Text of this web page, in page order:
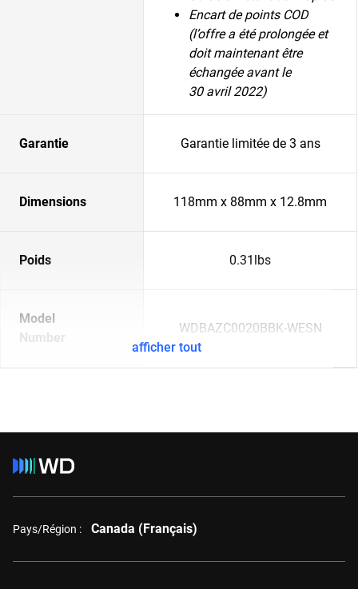
Encart de points COD
(l’offre a été prolongée et
doit maintenant être
échangée avant le
30 avril 2022)
Garantie Garantie limitée de 3 ans
Dimensions 118mm x 88mm x 12.8mm
Poids 0.31lbs
Model
Number
WDBAZC0020BBK-WESN
afficher tout
Pays/Région : Canada (Français)